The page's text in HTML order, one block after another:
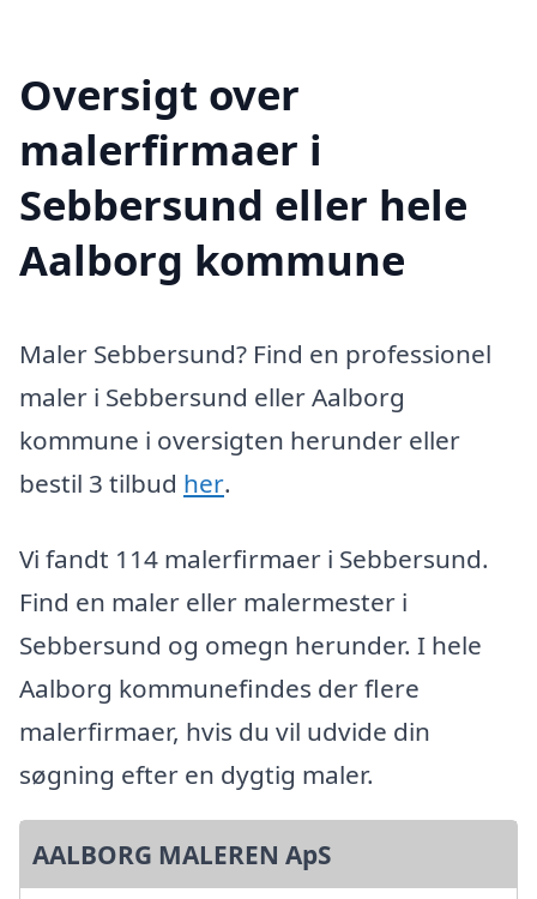
Oversigt over
malerfirmaer i
Sebbersund eller hele
Aalborg kommune
Maler Sebbersund? Find en professionel
maler i Sebbersund eller Aalborg
kommune i oversigten herunder eller
bestil 3 tilbud her.
Vi fandt 114 malerfirmaer i Sebbersund.
Find en maler eller malermester i
Sebbersund og omegn herunder. I hele
Aalborg kommunefindes der flere
malerfirmaer, hvis du vil udvide din
søgning efter en dygtig maler.
AALBORG MALEREN ApS